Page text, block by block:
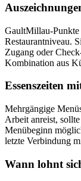
GaultMillau-Punkte
Restaurantniveau.
Zugang oder
Kombination aus
Essenszeiten
Mehrgängige
Arbeit anreist,
Menübeginn
letzte Verbindung
Wann lohnt